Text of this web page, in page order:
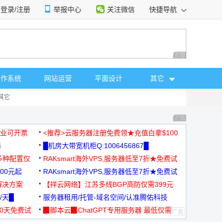
登录/注册 举报中心 关注微信 快捷导航
广告 商业广告，理
系统 网站运营 平面设计 其它
它
广告 商业广告，理
可开票
<推荐>云服务器注册免费领★充值白拿$100
█机房大带宽机柜Q:1006456867█
种配置仅
RAKsmart海外VPS,服务器低至7折★免费试
用★
元起
RAKsmart海外VPS,服务器低至7折★免费试
用★
决方案
【祥云网络】江苏多线BGP高防仅需399元
█
服务器租用/托管-域名空间/认准腾佑科技
免费试
▉脚本云▉ChatGPT专用服务器 最低仅需